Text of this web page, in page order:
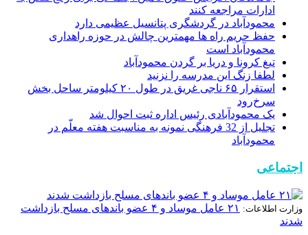
ادارات مراجعه کنند
محمودآباد در گردشگری پتانسیل عظیمی دارد
حفظ حریم راه ها مهمترین چالش در حوزه راهداری
محمودآباد است
تیغ کرونا و دریا بر گردن محمودآباد
لطفا زنگ این مدرسه را نزنید
استقرار ۶۵ ناجی غریق در طول ۲۰ کیلومتر ساحل بخش
سرخ‌رود
یک محمودآبادی رئیس اداره ثبت احوال شد
تجلیل از 32 فرهنگی نمونه به مناسبت هفته معلّم در
محمودآباد
اجتماعی
وزارت اطلاعات:
۲۱ عامل موساد و ۴ عضو باند‌های مسلح بازداشت
شدند